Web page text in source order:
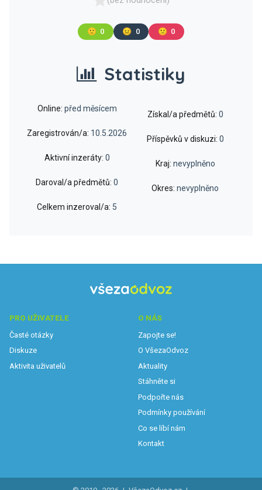
🙂 0 😐 0 🙁 0
Statistiky
Online: před měsícem
Zaregistrován/a: 10.5.2026
Aktivní inzeráty: 0
Daroval/a předmětů: 0
Celkem inzeroval/a: 5
Získal/a předmětů: 0
Příspěvků v diskuzi: 0
Kraj: nevyplněno
Okres: nevyplněno
PRO UŽIVATELE
Časté otázky
Diskuze
Aktivita uživatelů
O NÁS
Zapojte se!
O VšezaOdvoz
Aktuality
Stáhněte si
Podpořte nás
Podmínky používání
Co se líbí nám
Kontakt